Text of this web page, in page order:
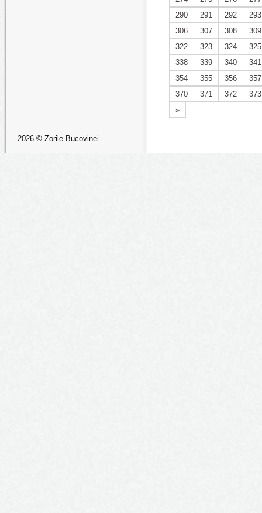
290
291 292
293
306
307 308
309
322
323 324
325
338
339 340
341
354
355 356
357
370
371 372
373
»
2026 © Zorile Bucovinei